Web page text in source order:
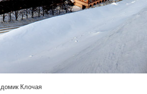
домик Клочая